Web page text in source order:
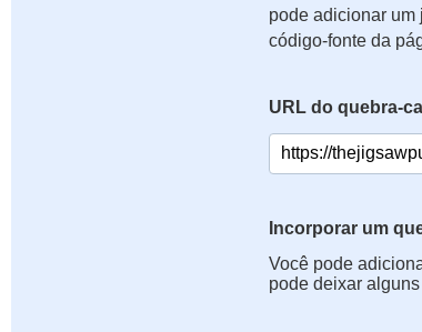
pode adicionar um
código-fonte da
URL do quebra-
Incorporar um
Você pode
pode deixar